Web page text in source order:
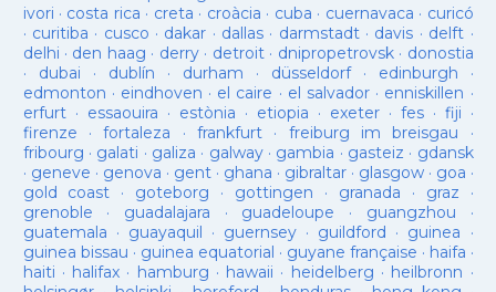
ivori · costa rica · creta · croàcia · cuba · cuernavaca · curicó
· curitiba · cusco · dakar · dallas · darmstadt· davis · delft ·
delhi · den haag · derry· detroit· dnipropetrovsk· donostia
· dubai · dublín · durham · düsseldorf· edinburgh ·
edmonton · eindhoven · el caire · el salvador · enniskillen ·
erfurt· essaouira · estònia · etiopia · exeter· fes· fiji ·
firenze ·fortaleza · frankfurt· freiburg im breisgau ·
fribourg · galati · galiza · galway· gambia · gasteiz · gdansk
· geneve · genova · gent· ghana · gibraltar· glasgow· goa ·
gold coast · goteborg · gottingen · granada · graz ·
grenoble · guadalajara · guadeloupe · guangzhou ·
guatemala · guayaquil · guernsey· guildford · guinea ·
guinea bissau · guinea equatorial · guyane française · haifa ·
haiti · halifax · hamburg · hawaii · heidelberg · heilbronn ·